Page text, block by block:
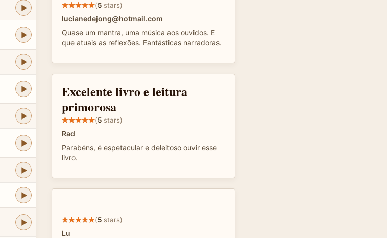
(5 stars)
lucianedejong@hotmail.com
Quase um mantra, uma música aos ouvidos. E
que atuais as reflexões. Fantásticas narradoras.
Excelente livro e leitura
primorosa
(5 stars)
Rad
Parabéns, é espetacular e deleitoso ouvir esse
livro.
(5 stars)
Lu